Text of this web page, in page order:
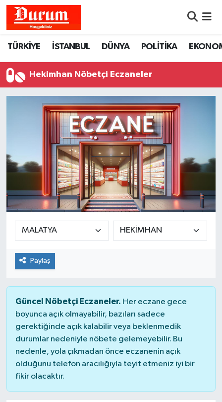
TÜRKİYE İSTANBUL DÜNYA POLİTİKA
Hekimhan Nöbetçi Eczaneler
Paylaş
Güncel Nöbetçi Eczaneler. Her eczane gece
boyunca açık olmayabilir, bazıları sadece
gerektiğinde açık kalabilir veya beklenmedik
durumlar nedeniyle nöbete gelemeyebilir. Bu
nedenle, yola çıkmadan önce eczanenin açık
olduğunu telefon aracılığıyla teyit etmeniz iyi bir
fikir olacaktır.
Hava Durumu
Namaz Vakitleri
Trafik Durumu
Süper Lig Puan Durumu ve Fikstür
Tüm Manşetler
Son Dakika Haberleri
Haber Arşivi